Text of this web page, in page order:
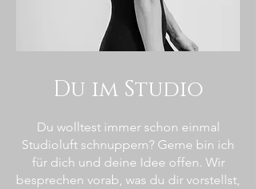
Du im Studio
Du wolltest immer schon einmal
Studioluft schnuppern? Gerne bin ich
für dich und deine Idee offen. Wir
besprechen vorab, was du dir vorstellst,